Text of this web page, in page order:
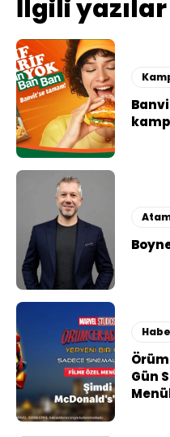
İlgili yazılar
Gün